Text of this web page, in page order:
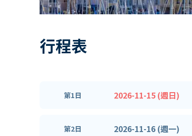
行程表
第1日 2026-11-15 (週日)
第2日 2026-11-16 (週一)